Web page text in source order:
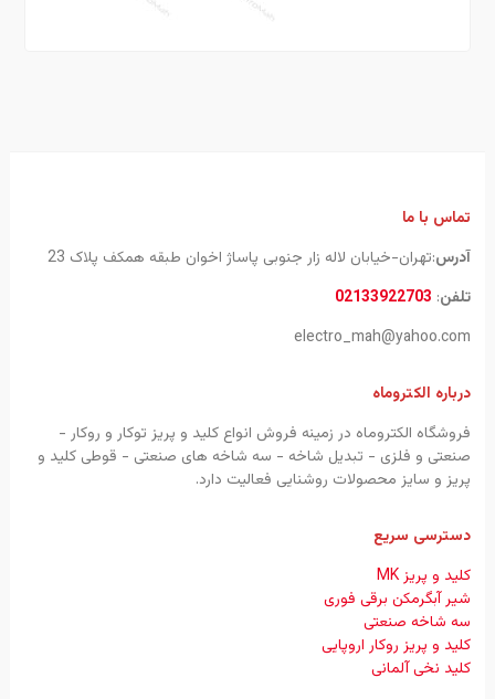
تماس با ما
آدرس:تهران-خیابان لاله زار جنوبی پاساژ اخوان طبقه همکف پلاک 23
تلفن:
02133922703
electro_mah@yahoo.com
درباره الکتروماه
فروشگاه الکتروماه در زمینه فروش انواع کلید و پریز توکار و روکار -
صنعتی و فلزی - تبدیل شاخه - سه شاخه های صنعتی - قوطی کلید و
پریز و سایز محصولات روشنایی فعالیت دارد.
دسترسی سریع
کلید و پریز MK
شیر آبگرمکن برقی فوری
سه شاخه صنعتی
کلید و پریز روکار اروپایی
کلید نخی آلمانی